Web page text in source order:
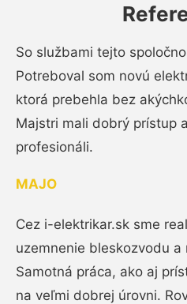
So službami tejto
Potreboval som novú
ktorá prebehla bez
Majstri mali dobrý prístup
profesionáli.
MAJO
Cez i-elektrikar.sk sme
uzemnenie bleskozvodu
Samotná práca, ako aj
na veľmi dobrej úrovni.